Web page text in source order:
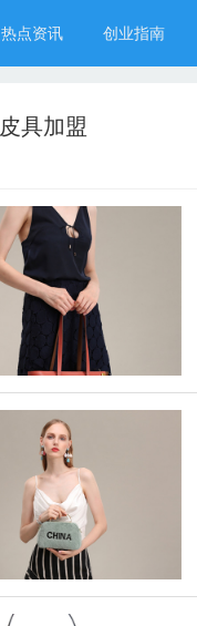
热点资讯 创业指南
皮具加盟